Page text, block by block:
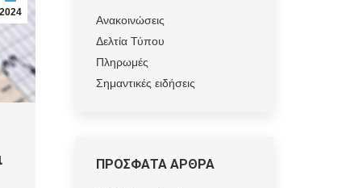
2024
Ανακοινώσεις
Δελτία Τύπου
Πληρωμές
Σημαντικές ειδήσεις
ΠΡΟΣΦΑΤΑ ΑΡΘΡΑ